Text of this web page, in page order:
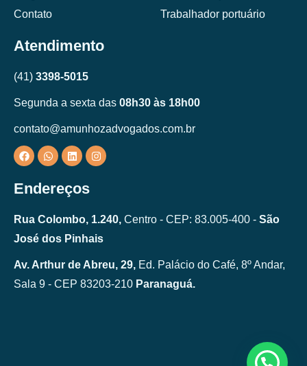
Contato
Trabalhador portuário
Atendimento
(41) 3398-5015
Segunda a sexta das 08h30 às 18h00
contato@amunhozadvogados.com.br
Endereços
Rua Colombo, 1.240, Centro - CEP: 83.005-400 - São
José dos Pinhais
Av. Arthur de Abreu, 29, Ed. Palácio do Café, 8º Andar,
Sala 9 - CEP 83203-210 Paranaguá.